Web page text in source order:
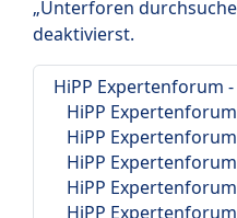
„Unterforen
deaktivierst.